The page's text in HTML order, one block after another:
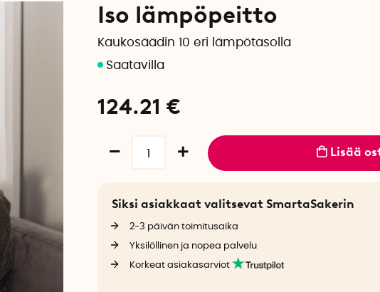
Iso lämpöpeitto
Kaukosäädin 10 eri lämpötasolla
124.21 €
Lisää
Siksi asiakkaat valitsevat SmartaSakerin
2-3 päivän toimitusaika
Yksilöllinen ja nopea palvelu
Korkeat asiakasarviot